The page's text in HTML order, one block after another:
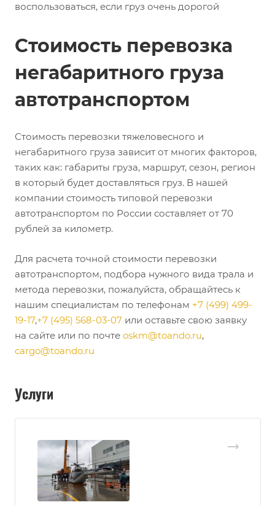
воспользоваться, если груз очень дорогой
Стоимость перевозка
негабаритного груза
автотранспортом
Стоимость перевозки тяжеловесного и
негабаритного груза зависит от многих факторов,
таких как: габариты груза, маршрут, сезон, регион
в который будет доставляться груз. В нашей
компании стоимость типовой перевозки
автотранспортом по России составляет от 70
рублей за километр.
Для расчета точной стоимости перевозки
автотранспортом, подбора нужного вида трала и
метода перевозки, пожалуйста, обращайтесь к
нашим специалистам по телефонам +7 (499) 499-
19-17,+7 (495) 568-03-07 или оставьте свою заявку
на сайте или по почте oskm@toando.ru,
cargo@toando.ru
Услуги